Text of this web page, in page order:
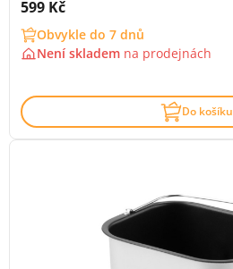
Cena s DPH:
599 Kč
Obvykle do 7 dnů
Není skladem na prodejnách
Do košíku